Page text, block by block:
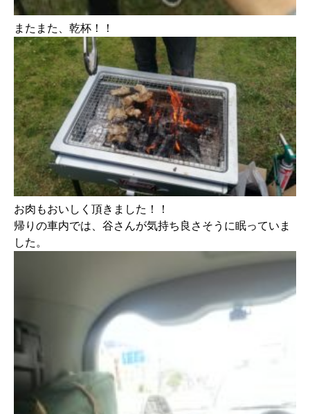
またまた、乾杯！！
お肉もおいしく頂きました！！
帰りの車内では、谷さんが気持ち良さそうに眠っていま
した。